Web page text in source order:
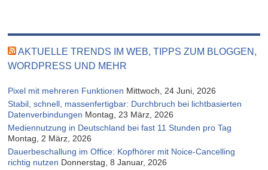
AKTUELLE TRENDS IM WEB, TIPPS ZUM BLOGGEN,
WORDPRESS UND MEHR
Pixel mit mehreren Funktionen Mittwoch, 24 Juni, 2026
Stabil, schnell, massenfertigbar: Durchbruch bei lichtbasierten
Datenverbindungen Montag, 23 März, 2026
Mediennutzung in Deutschland bei fast 11 Stunden pro Tag
Montag, 2 März, 2026
Dauerbeschallung im Office: Kopfhörer mit Noice-Cancelling
richtig nutzen Donnerstag, 8 Januar, 2026